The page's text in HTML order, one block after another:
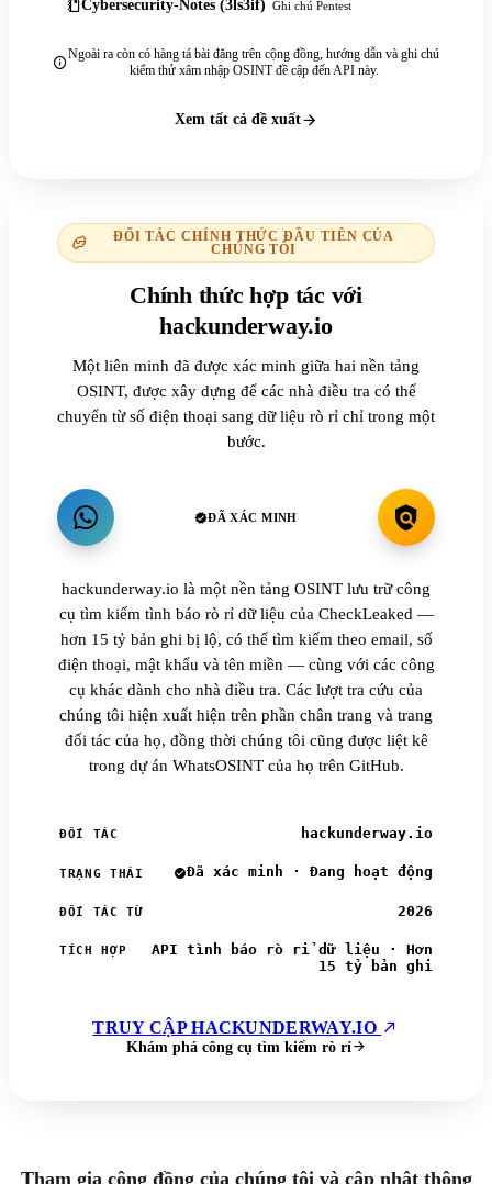
Cybersecurity-Notes (3ls3if) Ghi chú Pentest
Ngoài ra còn có hàng tá bài đăng trên cộng đồng, hướng dẫn và ghi chú
kiểm thử xâm nhập OSINT đề cập đến API này.
Xem tất cả đề xuất
ĐỐI TÁC CHÍNH THỨC ĐẦU TIÊN CỦA
CHÚNG TÔI
Chính thức hợp tác với
hackunderway.io
Một liên minh đã được xác minh giữa hai nền tảng
OSINT, được xây dựng để các nhà điều tra có thể
chuyển từ số điện thoại sang dữ liệu rò rỉ chỉ trong một
bước.
ĐÃ XÁC MINH
hackunderway.io là một nền tảng OSINT lưu trữ công
cụ tìm kiếm tình báo rò rỉ dữ liệu của CheckLeaked —
hơn 15 tỷ bản ghi bị lộ, có thể tìm kiếm theo email, số
điện thoại, mật khẩu và tên miền — cùng với các công
cụ khác dành cho nhà điều tra. Các lượt tra cứu của
chúng tôi hiện xuất hiện trên phần chân trang và trang
đối tác của họ, đồng thời chúng tôi cũng được liệt kê
trong dự án WhatsOSINT của họ trên GitHub.
ĐỐI TÁC hackunderway.io
TRẠNG THÁI Đã xác minh · Đang hoạt động
ĐỐI TÁC TỪ 2026
TÍCH HỢP
API tình báo rò rỉ dữ liệu · Hơn
15 tỷ bản ghi
TRUY CẬP HACKUNDERWAY.IO
Khám phá công cụ tìm kiếm rò rỉ
Tham gia cộng đồng của chúng tôi và cập nhật thông